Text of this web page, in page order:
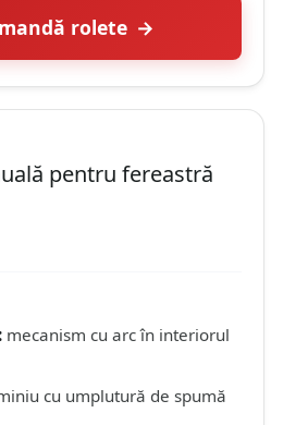
rolete
pentru fereastră
mecanism cu arc în interiorul
cu umplutură de spumă